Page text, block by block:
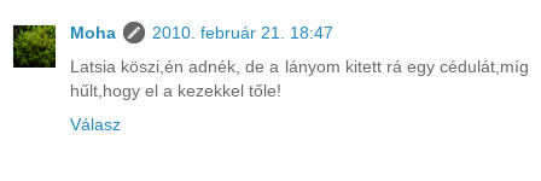
Moha
2010. február 21. 18:47
Latsia köszi,én adnék, de a lányom kitett rá egy cédulát,míg
hűlt,hogy el a kezekkel tőle!
Válasz